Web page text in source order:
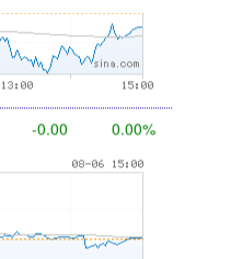
-0.00 0.00%